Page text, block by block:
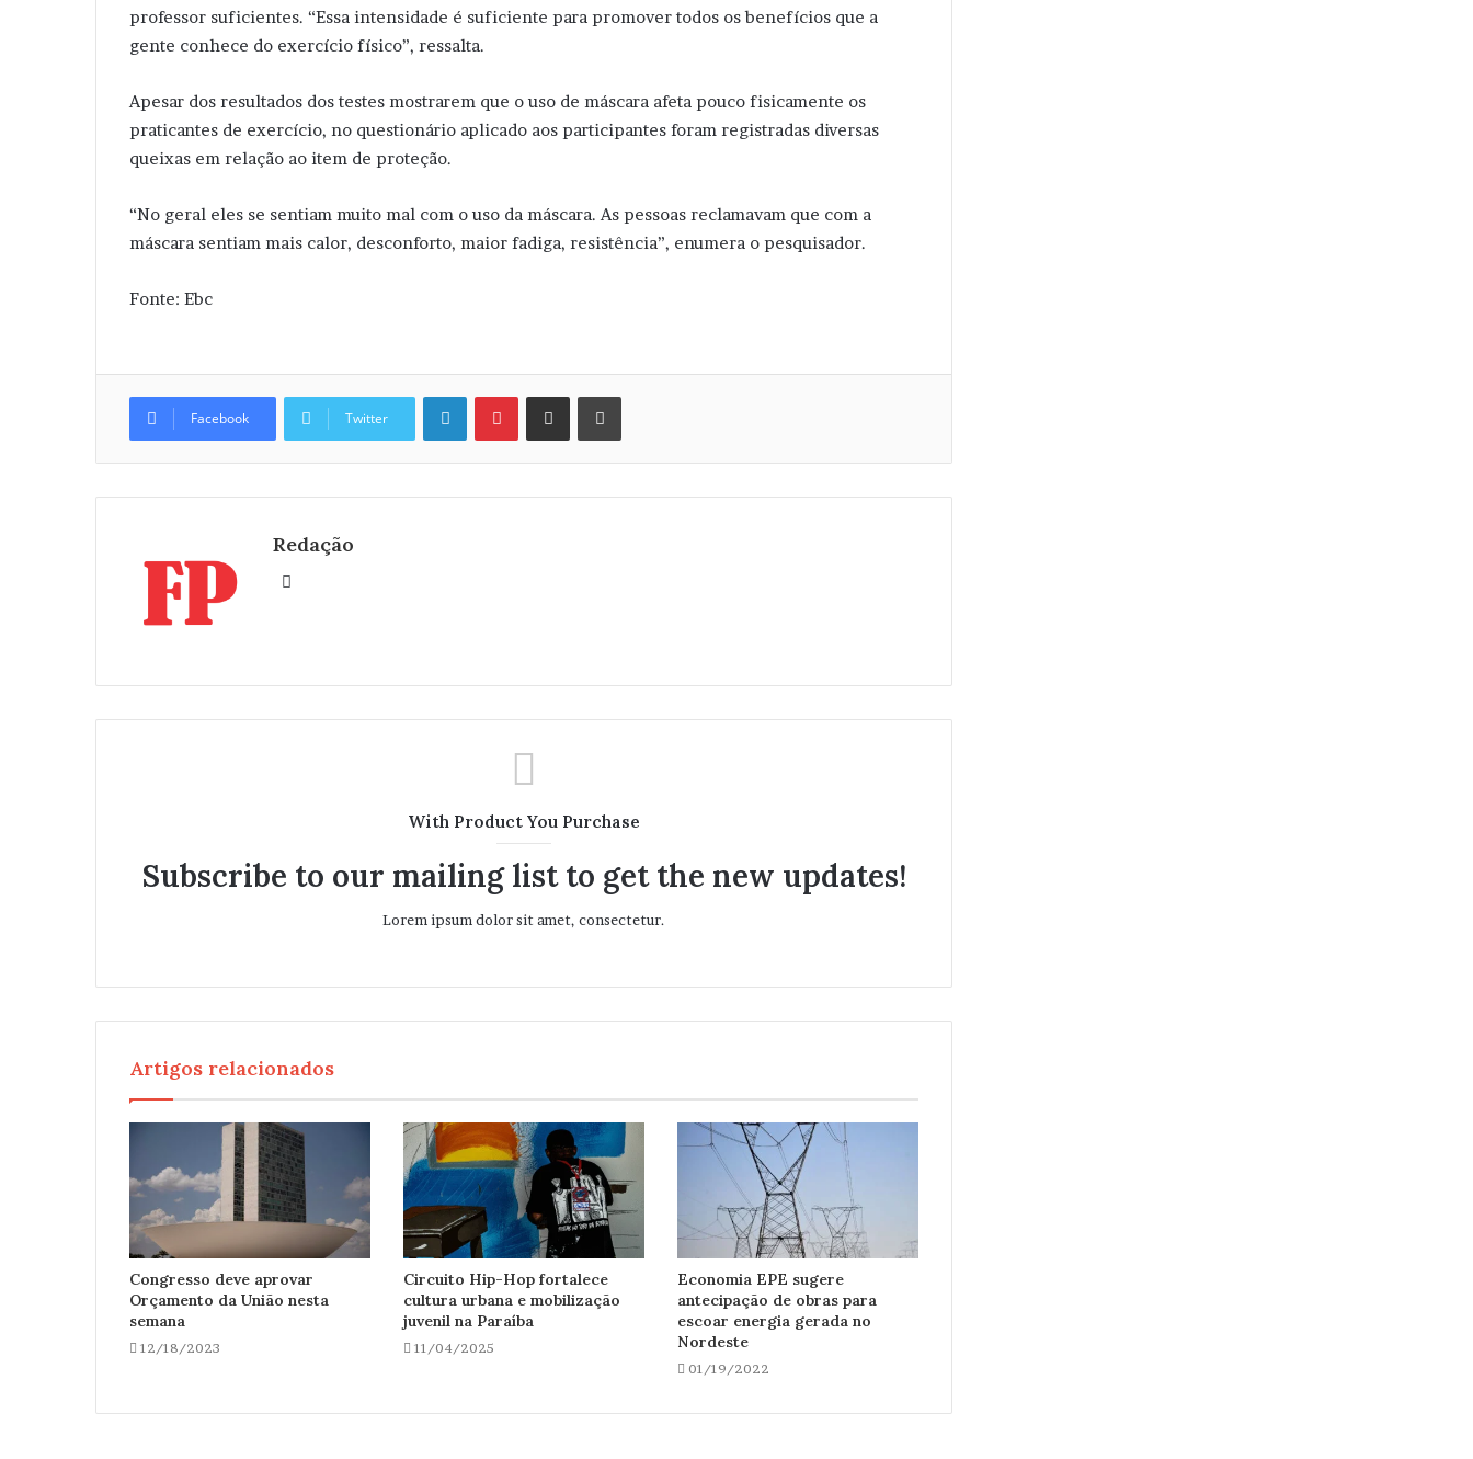
professor suficientes. “Essa intensidade é suficiente para promover todos os benefícios que a
gente conhece do exercício físico”, ressalta.
Apesar dos resultados dos testes mostrarem que o uso de máscara afeta pouco fisicamente os
praticantes de exercício, no questionário aplicado aos participantes foram registradas diversas
queixas em relação ao item de proteção.
“No geral eles se sentiam muito mal com o uso da máscara. As pessoas reclamavam que com a
máscara sentiam mais calor, desconforto, maior fadiga, resistência”, enumera o pesquisador.
Fonte: Ebc
Facebook Twitter
Linkedin
Redação
i
With Product You Purchase
Subscribe to our mailing list to get the new updates!
Lorem ipsum dolor sit amet, consectetur.
Artigos relacionados
Congresso deve aprovar
Orçamento da União nesta
semana
12/18/2023
Circuito Hip-Hop fortalece
cultura urbana e mobilização
juvenil na Paraíba
11/04/2025
Economia EPE sugere
antecipação de obras para
escoar energia gerada no
Nordeste
01/19/2022